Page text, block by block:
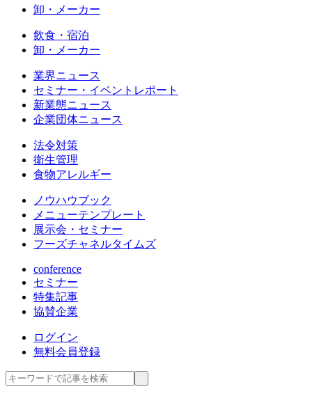
卸・メーカー
飲食・宿泊
卸・メーカー
業界ニュース
セミナー・イベントレポート
新業態ニュース
企業団体ニュース
法令対策
衛生管理
食物アレルギー
ノウハウブック
メニューテンプレート
展示会・セミナー
フーズチャネルタイムズ
conference
セミナー
特集記事
協賛企業
ログイン
無料会員登録